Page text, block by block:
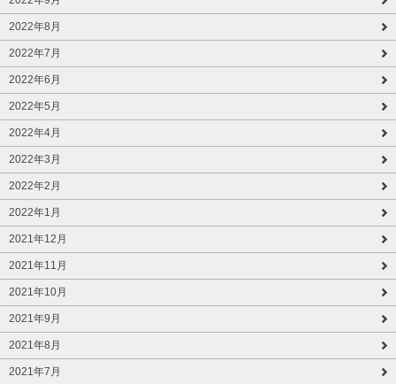
2022年8月
2022年7月
2022年6月
2022年5月
2022年4月
2022年3月
2022年2月
2022年1月
2021年12月
2021年11月
2021年10月
2021年9月
2021年8月
2021年7月